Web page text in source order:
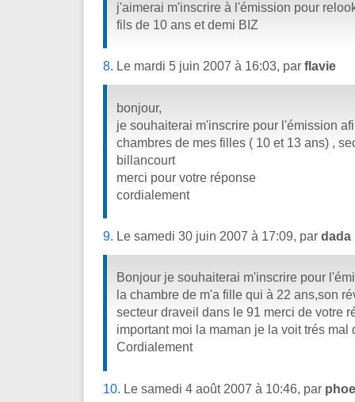
j'aimerai m'inscrire à l'émission pour
fils de 10 ans et demi BIZ
8. Le mardi 5 juin 2007 à 16:03, par flavie
bonjour,
je souhaiterai m'inscrire pour l'émission
chambres de mes filles ( 10 et 13 ans) ,
billancourt
merci pour votre réponse
cordialement
9. Le samedi 30 juin 2007 à 17:09, par dada
Bonjour je souhaiterai m'inscrire pour
la chambre de m'a fille qui à 22 ans,son
secteur draveil dans le 91 merci de votre
important moi la maman je la voit trés mal
Cordialement
10. Le samedi 4 août 2007 à 10:46, par